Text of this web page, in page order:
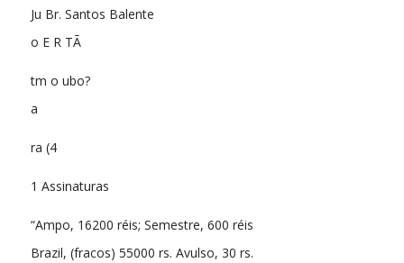
Ju Br. Santos Balente
o E R TÃ
tm o ubo?
a
ra (4
1 Assinaturas
“Ampo, 16200 réis; Semestre, 600 réis
Brazil, (fracos) 55000 rs. Avulso, 30 rs.